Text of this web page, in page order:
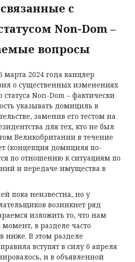
с
Non-Dom –
вопросы
марта 2024 года канцлер
о существенных изменениях
Non-Dom – фактически
указывать домициль в
заменив его тестом на
для тех, кто не был
Великобритании в течение
(концепция домициля по-
по отношению к ситуациям по
и передаче имущества в
пока неизвестна, но у
возникнет ряд
изложить то, что нам
в разделе часто
ниже. В этом разделе
вступят в силу 6 апреля
и в объявленной